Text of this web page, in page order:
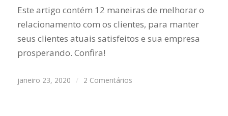
Este artigo contém 12 maneiras de melhorar o
relacionamento com os clientes, para manter
seus clientes atuais satisfeitos e sua empresa
prosperando. Confira!
janeiro 23, 2020 / 2 Comentários